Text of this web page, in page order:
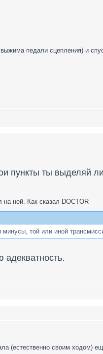
педали сцепления) и
пункты ты выделяй
ней. Как сказал DOCTOR
минусы, той или иной
адекватность.
(естественно своим ходом)